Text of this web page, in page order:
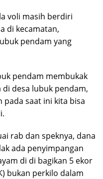
voli masih berdiri
di kecamatan,
pendam yang
pendam membukak
desa lubuk pendam,
pada saat ini kita bisa
rab dan speknya, dana
ada penyimpangan
di di bagikan 5 ekor
bukan perkilo dalam